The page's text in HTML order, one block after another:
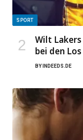
SPORT
Wilt
bei den
BY INDEEDS.DE